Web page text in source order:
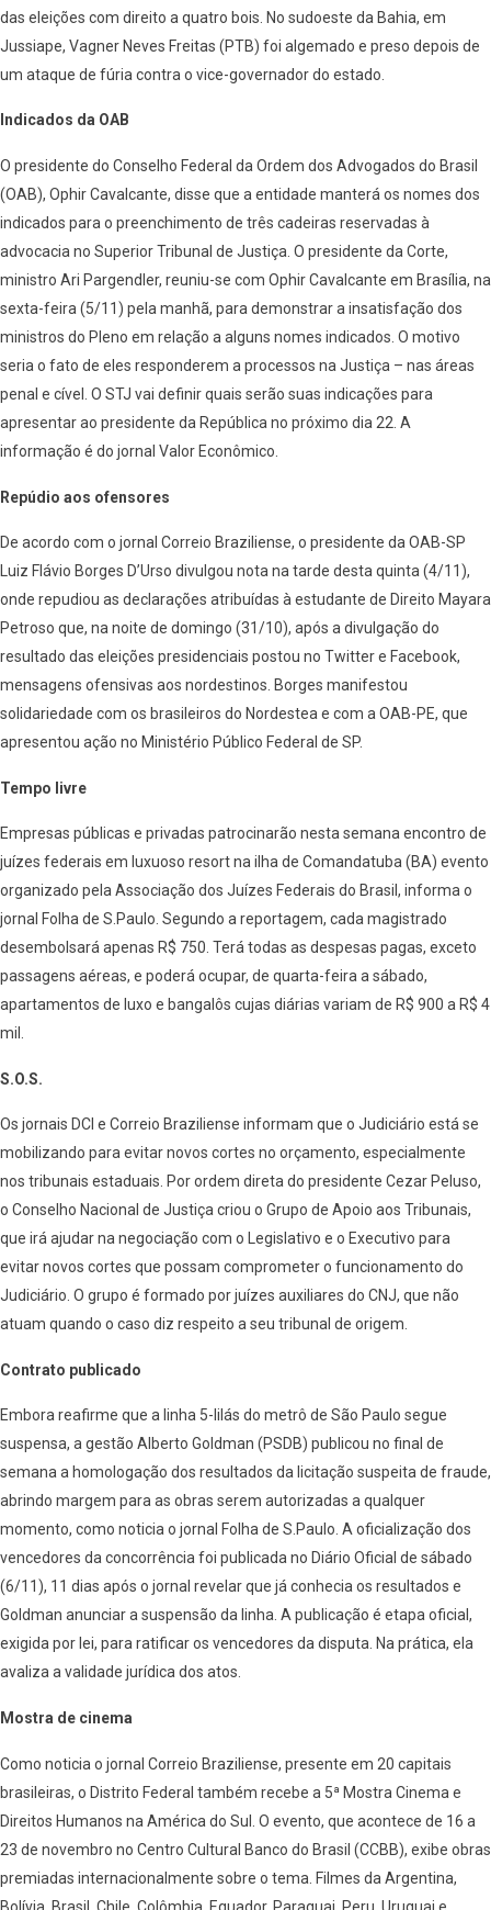
das eleições com direito a quatro bois. No sudoeste da Bahia, em
Jussiape, Vagner Neves Freitas (PTB) foi algemado e preso depois de
um ataque de fúria contra o vice-governador do estado.
Indicados da OAB
O presidente do Conselho Federal da Ordem dos Advogados do Brasil
(OAB), Ophir Cavalcante, disse que a entidade manterá os nomes dos
indicados para o preenchimento de três cadeiras reservadas à
advocacia no Superior Tribunal de Justiça. O presidente da Corte,
ministro Ari Pargendler, reuniu-se com Ophir Cavalcante em Brasília, na
sexta-feira (5/11) pela manhã, para demonstrar a insatisfação dos
ministros do Pleno em relação a alguns nomes indicados. O motivo
seria o fato de eles responderem a processos na Justiça – nas áreas
penal e cível. O STJ vai definir quais serão suas indicações para
apresentar ao presidente da República no próximo dia 22. A
informação é do jornal Valor Econômico.
Repúdio aos ofensores
De acordo com o jornal Correio Braziliense, o presidente da OAB-SP
Luiz Flávio Borges D’Urso divulgou nota na tarde desta quinta (4/11),
onde repudiou as declarações atribuídas à estudante de Direito Mayara
Petroso que, na noite de domingo (31/10), após a divulgação do
resultado das eleições presidenciais postou no Twitter e Facebook,
mensagens ofensivas aos nordestinos. Borges manifestou
solidariedade com os brasileiros do Nordestea e com a OAB-PE, que
apresentou ação no Ministério Público Federal de SP.
Tempo livre
Empresas públicas e privadas patrocinarão nesta semana encontro de
juízes federais em luxuoso resort na ilha de Comandatuba (BA) evento
organizado pela Associação dos Juízes Federais do Brasil, informa o
jornal Folha de S.Paulo. Segundo a reportagem, cada magistrado
desembolsará apenas R$ 750. Terá todas as despesas pagas, exceto
passagens aéreas, e poderá ocupar, de quarta-feira a sábado,
apartamentos de luxo e bangalôs cujas diárias variam de R$ 900 a R$ 4
mil.
S.O.S.
Os jornais DCI e Correio Braziliense informam que o Judiciário está se
mobilizando para evitar novos cortes no orçamento, especialmente
nos tribunais estaduais. Por ordem direta do presidente Cezar Peluso,
o Conselho Nacional de Justiça criou o Grupo de Apoio aos Tribunais,
que irá ajudar na negociação com o Legislativo e o Executivo para
evitar novos cortes que possam comprometer o funcionamento do
Judiciário. O grupo é formado por juízes auxiliares do CNJ, que não
atuam quando o caso diz respeito a seu tribunal de origem.
Contrato publicado
Embora reafirme que a linha 5-lilás do metrô de São Paulo segue
suspensa, a gestão Alberto Goldman (PSDB) publicou no final de
semana a homologação dos resultados da licitação suspeita de fraude,
abrindo margem para as obras serem autorizadas a qualquer
momento, como noticia o jornal Folha de S.Paulo. A oficialização dos
vencedores da concorrência foi publicada no Diário Oficial de sábado
(6/11), 11 dias após o jornal revelar que já conhecia os resultados e
Goldman anunciar a suspensão da linha. A publicação é etapa oficial,
exigida por lei, para ratificar os vencedores da disputa. Na prática, ela
avaliza a validade jurídica dos atos.
Mostra de cinema
Como noticia o jornal Correio Braziliense, presente em 20 capitais
brasileiras, o Distrito Federal também recebe a 5ª Mostra Cinema e
Direitos Humanos na América do Sul. O evento, que acontece de 16 a
23 de novembro no Centro Cultural Banco do Brasil (CCBB), exibe obras
premiadas internacionalmente sobre o tema. Filmes da Argentina,
Bolívia, Brasil, Chile, Colômbia, Equador, Paraguai, Peru, Uruguai e